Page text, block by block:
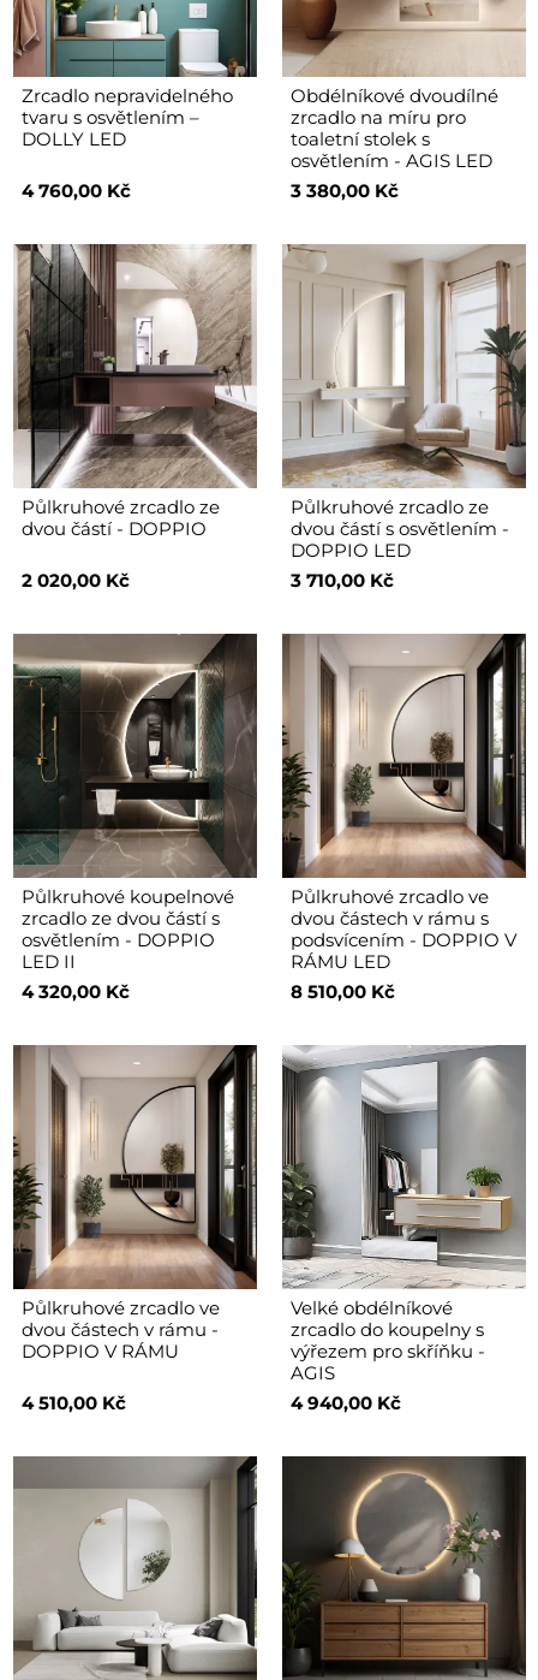
Zrcadlo nepravidelného
tvaru s osvětlením –
DOLLY LED
4 760,00 Kč
Obdélníkové dvoudílné
zrcadlo na míru pro
toaletní stolek s
osvětlením - AGIS LED
3 380,00 Kč
Půlkruhové zrcadlo ze
dvou částí - DOPPIO
2 020,00 Kč
Půlkruhové zrcadlo ze
dvou částí s osvětlením -
DOPPIO LED
3 710,00 Kč
Půlkruhové koupelnové
zrcadlo ze dvou částí s
osvětlením - DOPPIO
LED II
4 320,00 Kč
Půlkruhové zrcadlo ve
dvou částech v rámu s
podsvícením - DOPPIO V
RÁMU LED
8 510,00 Kč
Půlkruhové zrcadlo ve
dvou částech v rámu -
DOPPIO V RÁMU
4 510,00 Kč
Velké obdélníkové
zrcadlo do koupelny s
výřezem pro skříňku -
AGIS
4 940,00 Kč